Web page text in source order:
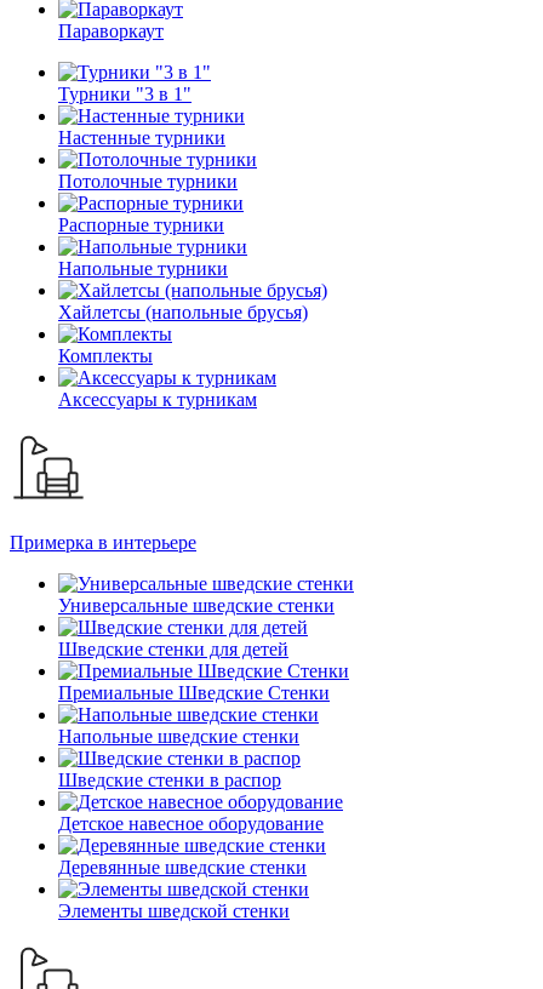
Параворкаут
Турники "3 в 1"
Настенные турники
Потолочные турники
Распорные турники
Напольные турники
Хайлетсы (напольные брусья)
Комплекты
Аксессуары к турникам
Примерка в интерьере
Универсальные шведские стенки
Шведские стенки для детей
Премиальные Шведские Стенки
Напольные шведские стенки
Шведские стенки в распор
Детское навесное оборудование
Деревянные шведские стенки
Элементы шведской стенки